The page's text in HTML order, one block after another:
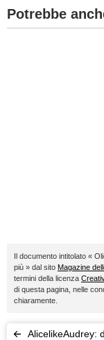
Potrebbe
Il documento intitolato «
più » dal sito Magazine
termini della licenza
di questa pagina, nelle
chiaramente.
AlicelikeAudrey: